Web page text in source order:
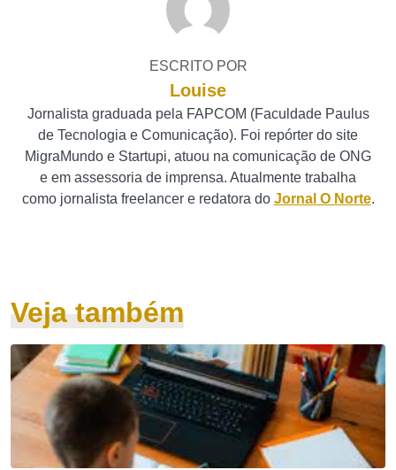
ESCRITO POR
Louise
Jornalista graduada pela FAPCOM (Faculdade Paulus
de Tecnologia e Comunicação). Foi repórter do site
MigraMundo e Startupi, atuou na comunicação de ONG
e em assessoria de imprensa. Atualmente trabalha
como jornalista freelancer e redatora do Jornal O Norte.
Veja também